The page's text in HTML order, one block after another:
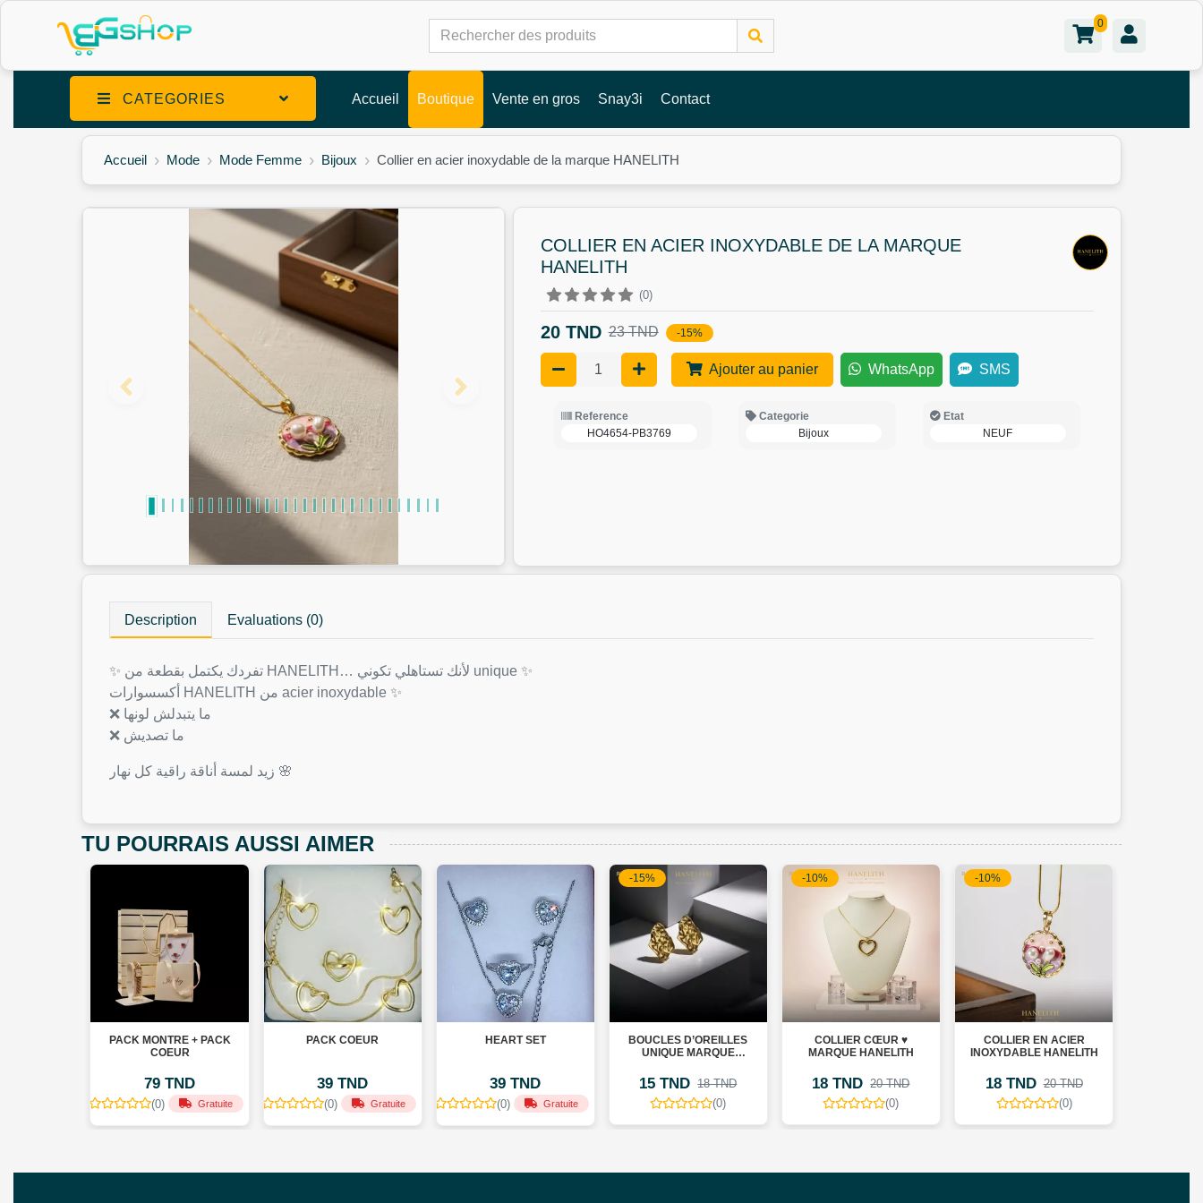
0
CATEGORIES Accueil Boutique Vente en gros Snay3i Contact
Accueil Mode Mode Femme Bijoux Collier en acier inoxydable de la marque HANELITH
COLLIER EN ACIER INOXYDABLE DE LA MARQUE
HANELITH
(0)
20 TND 23 TND -15%
Ajouter au panier WhatsApp SMS
Reference
HO4654-PB3769
Categorie
Bijoux
Etat
NEUF
Description Evaluations (0)
✨ تفردك يكتمل بقطعة من HANELITH… لأنك تستاهلي تكوني unique ✨
أكسسوارات HANELITH من acier inoxydable ✨
❌ ما يتبدلش لونها
❌ ما تصديش
زيد لمسة أناقة راقية كل نهار 🌸
TU POURRAIS AUSSI AIMER
PACK MONTRE + PACK
COEUR
79 TND
(0) Gratuite
PACK COEUR
39 TND
(0) Gratuite
HEART SET
39 TND
(0) Gratuite
-15%
BOUCLES D’OREILLES
UNIQUE MARQUE
15 TND 18 TND
(0)
-10%
COLLIER CŒUR ♥️
MARQUE HANELITH
18 TND 20 TND
(0)
-10%
COLLIER EN ACIER
INOXYDABLE HANELITH
18 TND 20 TND
(0)